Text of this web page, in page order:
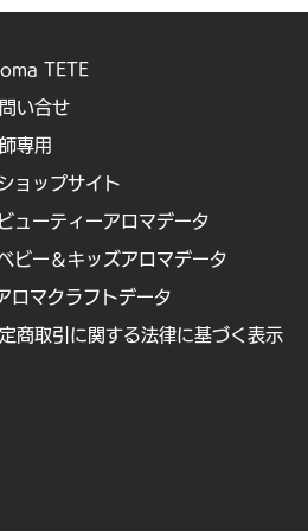
TETE
い合せ
講師専用
ョップサイト
ビューティーアロマデータ
ビー＆キッズアロマデータ
ロマクラフトデータ
商取引に関する法律に基づく表示